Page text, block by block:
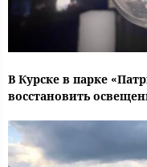
В Курске в парке
восстановить